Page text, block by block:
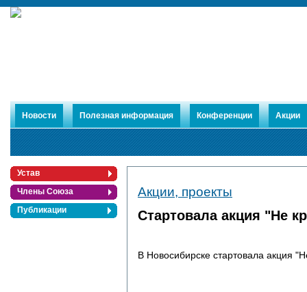
Новости Полезная информация Конференции Акции
Устав
Члены Союза
Публикации
Акции, проекты
Стартовала акция "Не
В Новосибирске стартовала акция